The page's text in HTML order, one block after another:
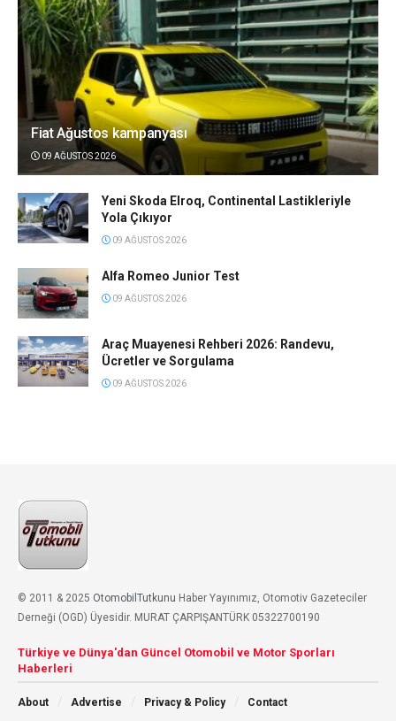
Fiat Ağustos kampanyası
09 AĞUSTOS 2026
Yeni Skoda Elroq, Continental Lastikleriyle
Yola Çıkıyor
09 AĞUSTOS 2026
Alfa Romeo Junior Test
09 AĞUSTOS 2026
Araç Muayenesi Rehberi 2026: Randevu,
Ücretler ve Sorgulama
09 AĞUSTOS 2026
© 2011 & 2025 OtomobilTutkunu Haber Yayınımız, Otomotiv Gazeteciler
Derneği (OGD) Üyesidir. MURAT ÇARPIŞANTÜRK 05322700190
Türkiye ve Dünya'dan Güncel Otomobil ve Motor Sporları
Haberleri
About Advertise Privacy & Policy Contact